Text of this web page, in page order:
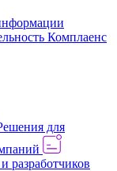
Комплаенс
для
разработчиков